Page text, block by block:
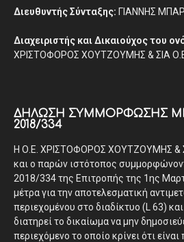
Διευθυντής Σύνταξης: ΓΙΑΝΝΗΣ
Διαχειριστής και Δικαιούχος του
ΧΡΙΣΤΟΦΟΡΟΣ ΧΟΥΤΖΟΥΜΗΣ & ΣΙΑ
ΔΉΛΩΣΗ ΣΥΜΜΌΡΦΩΣΗΣ ΜΕ
2018/334
Η Ο.Ε. ΧΡΙΣΤΟΦΟΡΟΣ ΧΟΥΤΖΟΥΜΗΣ &
και ο παρών ιστότοπος
2018/334 της Επιτροπής της 1ης
μέτρα για την αποτελεσματική
περιεχομένου στο διαδίκτυο (L 63)
διατηρεί το δικαίωμα να μην
περιεχόμενο το οποίο κρίνει ότι